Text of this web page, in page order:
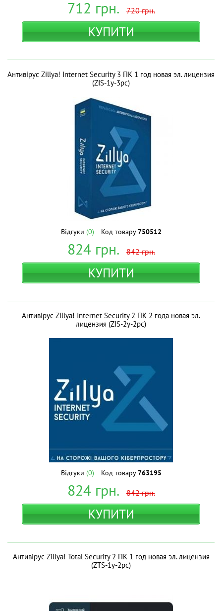
712 грн. 720грн.
КУПИТИ
Антивірус Zillya! Internet Security 3 ПК 1 год новая эл. лицензия
(ZIS-1y-3pc)
Відгуки (0) Код товару750512
824грн. 842грн.
КУПИТИ
Антивірус Zillya! Internet Security 2 ПК 2 года новая эл.
лицензия (ZIS-2y-2pc)
Відгуки (0) Код товару763195
824грн. 842грн.
КУПИТИ
Антивірус Zillya! Total Security 2 ПК 1 год новая эл. лицензия
(ZTS-1y-2pc)